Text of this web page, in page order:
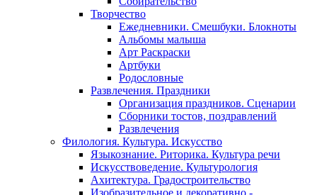
Творчество
Ежедневники. Смешбуки. Блокноты
Альбомы малыша
Арт Раскраски
Артбуки
Родословные
Развлечения. Праздники
Организация праздников. Сценарии
Сборники тостов, поздравлений
Развлечения
Филология. Культура. Искусство
Языкознание. Риторика. Культура речи
Искусствоведение. Культурология
Ахитектура. Градостроительство
Изобразительное и декоративно -